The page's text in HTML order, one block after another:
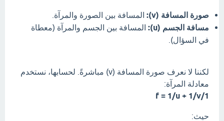
صورة المسافة (v): المسافة بين الصورة والمرآة.
مسافة الجسم (u):
المسافة بين الجسم والمرآة (معطاة
في السؤال).
لكننا لا نعرف صورة المسافة (v) مباشرةً. لحسابها، نستخدم
معادلة المرآة:
1/f = 1/u + 1/v
حيث: